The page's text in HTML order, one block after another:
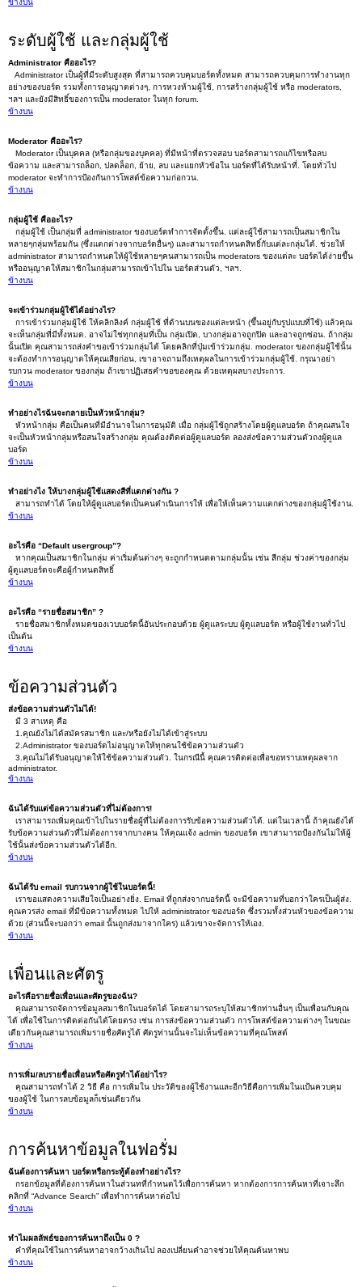
ข้างบน
ระดับผู้ใช้ และกลุ่มผู้ใช้
Administrator คืออะไร?
Administrator เป็นผู้ที่มีระดับสูงสุด ที่สามารถควบคุมบอร์ดทั้งหมด สามารถควบคุมการทำงานทุก
อย่างของบอร์ด รวมทั้งการอนุญาตต่างๆ, การหวงห้ามผู้ใช้, การสร้างกลุ่มผู้ใช้ หรือ moderators,
ฯลฯ และยังมีสิทธิ์ของการเป็น moderator ในทุก forum.
ข้างบน
Moderator คืออะไร?
Moderator เป็นบุคคล (หรือกลุ่มของบุคคล) ที่มีหน้าที่ตรวจสอบ บอร์ดสามารถแก้ไขหรือลบ
ข้อความ และสามารถล็อก, ปลดล็อก, ย้าย, ลบ และแยกหัวข้อใน บอร์ดที่ได้รับหน้าที่. โดยทั่วไป
moderator จะทำการป้องกันการโพสต์ข้อความก่อกวน.
ข้างบน
กลุ่มผู้ใช้ คืออะไร?
กลุ่มผู้ใช้ เป็นกลุ่มที่ administrator ของบอร์ดทำการจัดตั้งขึ้น. แต่ละผู้ใช้สามารถเป็นสมาชิกใน
หลายๆกลุ่มพร้อมกัน (ซึ่งแตกต่างจากบอร์ดอื่นๆ) และสามารถกำหนดสิทธิ์กับแต่ละกลุ่มได้. ช่วยให้
administrator สามารถกำหนดให้ผู้ใช้หลายๆคนสามารถเป็น moderators ของแต่ละ บอร์ดได้ง่ายขึ้น
หรืออนุญาตให้สมาชิกในกลุ่มสามารถเข้าไปใน บอร์ดส่วนตัว, ฯลฯ.
ข้างบน
จะเข้าร่วมกลุ่มผู้ใช้ได้อย่างไร?
การเข้าร่วมกลุ่มผู้ใช้ ให้คลิกลิงค์ กลุ่มผู้ใช้ ที่ด้านบนของแต่ละหน้า (ขึ้นอยู่กับรูปแบบที่ใช้) แล้วคุณ
จะเห็นกลุ่มที่มีทั้งหมด. อาจไม่ใช่ทุกกลุ่มที่เป็น กลุ่มเปิด, บางกลุ่มอาจถูกปิด และอาจถูกซ่อน. ถ้ากลุ่ม
นั้นเปิด คุณสามารถส่งคำขอเข้าร่วมกลุ่มได้ โดยคลิกที่ปุ่มเข้าร่วมกลุ่ม. moderator ของกลุ่มผู้ใช้นั้น
จะต้องทำการอนุญาตให้คุณเสียก่อน, เขาอาจถามถึงเหตุผลในการเข้าร่วมกลุ่มผู้ใช้. กรุณาอย่า
รบกวน moderator ของกลุ่ม ถ้าเขาปฏิเสธคำขอของคุณ ด้วยเหตุผลบางประการ.
ข้างบน
ทำอย่างไรฉันจะกลายเป็นหัวหน้ากลุ่ม?
หัวหน้ากลุ่ม คือเป็นคนที่มีอำนาจในการอนุมัติ เมื่อ กลุ่มผู้ใช้ถูกสร้างโดยผู้ดูแลบอร์ด ถ้าคุณสนใจ
จะเป็นหัวหน้ากลุ่มหรือสนใจสร้างกลุ่ม คุณต้องติดต่อผู้ดูแลบอร์ด ลองส่งข้อความส่วนตัวถงผู้ดูแล
บอร์ด
ข้างบน
ทำอย่างไง ให้บางกลุ่มผู้ใช้แสดงสีที่แตกต่างกัน ?
สามารถทำได้ โดยให้ผู้ดูแลบอร์ดเป็นคนดำเนินการให้ เพื่อให้เห็นความแตกต่างของกลุ่มผู้ใช้งาน.
ข้างบน
อะไรคือ “Default usergroup”?
หากคุณเป็นสมาชิกในกลุ่ม ค่าเริ่มต้นต่างๆ จะถูกกำหนดตามกลุ่มนั้น เช่น สีกลุ่ม ช่วงค่าของกลุ่ม
ผู้ดูแลบอร์ดจะคือผู้กำหนดสิทธิ์
ข้างบน
อะไรคือ “รายชื่อสมาชิก” ?
รายชื่อสมาชิกทั้งหมดของเวบบอร์ดนี้อันประกอบด้วย ผู้ดูแลระบบ ผู้ดูแลบอร์ด หรือผู้ใช้งานทั่วไป
เป็นต้น
ข้างบน
ข้อความส่วนตัว
ส่งข้อความส่วนตัวไม่ได้!
มี 3 สาเหตุ คือ
1.คุณยังไม่ได้สมัครสมาชิก และ/หรือยังไม่ได้เข้าสู่ระบบ
2.Administrator ของบอร์ดไม่อนุญาตให้ทุกคนใช้ข้อความส่วนตัว
3.คุณไม่ได้รับอนุญาตให้ใช้ข้อความส่วนตัว. ในกรณีนี้ คุณควรติดต่อเพื่อขอทราบเหตุผลจาก
administrator.
ข้างบน
ฉันได้รับแต่ข้อความส่วนตัวที่ไม่ต้องการ!
เราสามารถเพิ่มคุณเข้าไปในรายชื่อผู้ที่ไม่ต้องการรับข้อความส่วนตัวได้. แต่ในเวลานี้ ถ้าคุณยังได้
รับข้อความส่วนตัวที่ไม่ต้องการจากบางคน ให้คุณแจ้ง admin ของบอร์ด เขาสามารถป้องกันไม่ให้ผู้
ใช้นั้นส่งข้อความส่วนตัวได้อีก.
ข้างบน
ฉันได้รับ email รบกวนจากผู้ใช้ในบอร์ดนี้!
เราขอแสดงความเสียใจเป็นอย่างยิ่ง. Email ที่ถูกส่งจากบอร์ดนี้ จะมีข้อความที่บอกว่าใครเป็นผู้ส่ง.
คุณควรส่ง email ที่มีข้อความทั้งหมด ไปให้ administrator ของบอร์ด ซึ่งรวมทั้งส่วนหัวของข้อความ
ด้วย (ส่วนนี้จะบอกว่า email นั้นถูกส่งมาจากใคร) แล้วเขาจะจัดการให้เอง.
ข้างบน
เพื่อนและศัตรู
อะไรคือรายชื่อเพื่อนและศัตรูของฉัน?
คุณสามารถจัดการข้อมูลสมาชิกในบอร์ดได้ โดยสามารถระบุให้สมาชิกท่านอื่นๆ เป็นเพื่อนกับคุณ
ได้ เพื่อใช้ในการติดต่อกันได้โดยตรง เช่น การส่งข้อความส่วนตัว การโพสต์ข้อความต่างๆ ในขณะ
เดียวกันคุณสามารถเพิ่มรายชื่อศัตรูได้ ศัตรูท่านนั้นจะไม่เห็นข้อความที่คุณโพสต์
ข้างบน
การเพิ่ม/ลบรายชื่อเพื่อนหรือศัตรูทำได้อย่าไร?
คุณสามารถทำได้ 2 วิธี คือ การเพิ่มใน ประวัติของผู้ใช้งานและอีกวิธีคือการเพิ่มในแป้นควบคุม
ของผู้ใช้ ในการลบข้อมูลก็เช่นเดียวกัน
ข้างบน
การค้นหาข้อมูลในฟอรั่ม
ฉันต้องการค้นหา บอร์ดหรือกระทู้ต้องทำอย่างไร?
กรอกข้อมูลที่ต้องการค้นหาในส่วนทที่กำหนดไว้เพื่อการค้นหา หากต้องการการค้นหาที่เจาะลึก
คลิกที่ “Advance Search” เพื่อทำการค้นหาต่อไป
ข้างบน
ทำไมผลลัพธ์ของการค้นหาถึงเป็น 0 ?
คำที่คุณใช้ในการค้นหาอาจกว้างเกินไป ลองเปลี่ยนคำอาจช่วยให้คุณค้นหาพบ
ข้างบน